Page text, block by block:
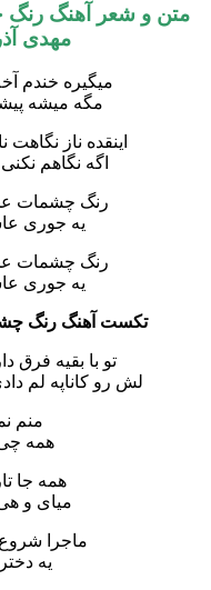
متن و شعر آهنگ رنگ
مهدی
میگیره خندم
مگه میشه
اینقده ناز
اگه نگاهم
رنگ چشمات
یه جوری
رنگ چشمات
یه جوری
تکست آهنگ رنگ
تو با بقیه
لش رو کاناپه لم
منم
همه
همه جا
میای و
ماجرا
یه